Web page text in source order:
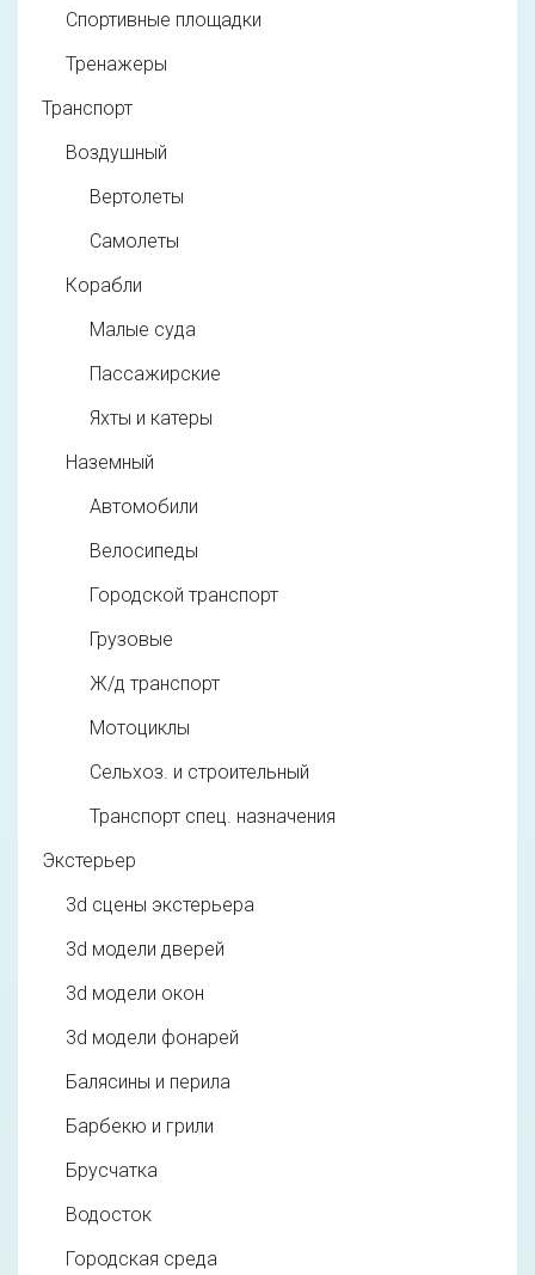
Спортивные площадки
Тренажеры
Транспорт
Воздушный
Вертолеты
Самолеты
Корабли
Малые суда
Пассажирские
Яхты и катеры
Наземный
Автомобили
Велосипеды
Городской транспорт
Грузовые
Ж/д транспорт
Мотоциклы
Сельхоз. и строительный
Транспорт спец. назначения
Экстерьер
3d cцены экстерьера
3d модели дверей
3d модели окон
3d модели фонарей
Балясины и перила
Барбекю и грили
Брусчатка
Водосток
Городская среда